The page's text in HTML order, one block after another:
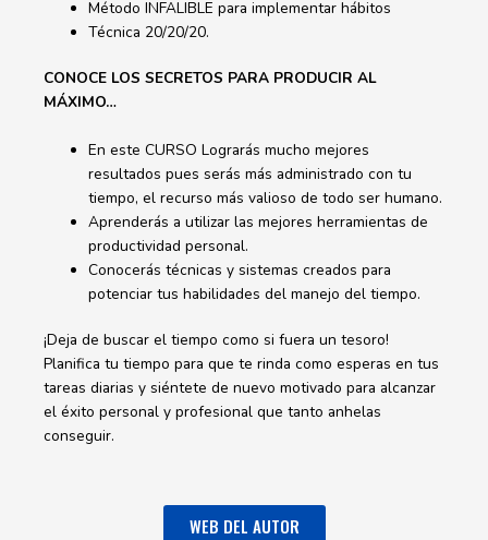
Método INFALIBLE para implementar hábitos
Técnica 20/20/20.
CONOCE LOS SECRETOS PARA PRODUCIR AL
MÁXIMO…
En este CURSO Lograrás mucho mejores
resultados pues serás más administrado con tu
tiempo, el recurso más valioso de todo ser humano.
Aprenderás a utilizar las mejores herramientas de
productividad personal.
Conocerás técnicas y sistemas creados para
potenciar tus habilidades del manejo del tiempo.
¡Deja de buscar el tiempo como si fuera un tesoro!
Planifica tu tiempo para que te rinda como esperas en tus
tareas diarias y siéntete de nuevo motivado para alcanzar
el éxito personal y profesional que tanto anhelas
conseguir.
WEB DEL AUTOR